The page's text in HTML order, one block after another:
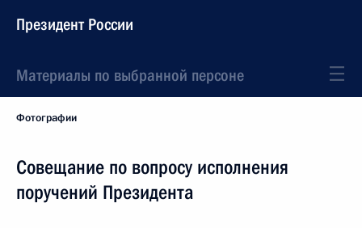
Президент России
Материалы по выбранной персоне
Фотографии
Совещание по вопросу исполнения
поручений Президента